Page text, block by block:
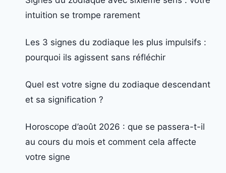
intuition se trompe rarement
Les 3 signes du zodiaque les plus impulsifs :
pourquoi ils agissent sans réfléchir
Quel est votre signe du zodiaque descendant
et sa signification ?
Horoscope d’août 2026 : que se passera-t-il
au cours du mois et comment cela affecte
votre signe